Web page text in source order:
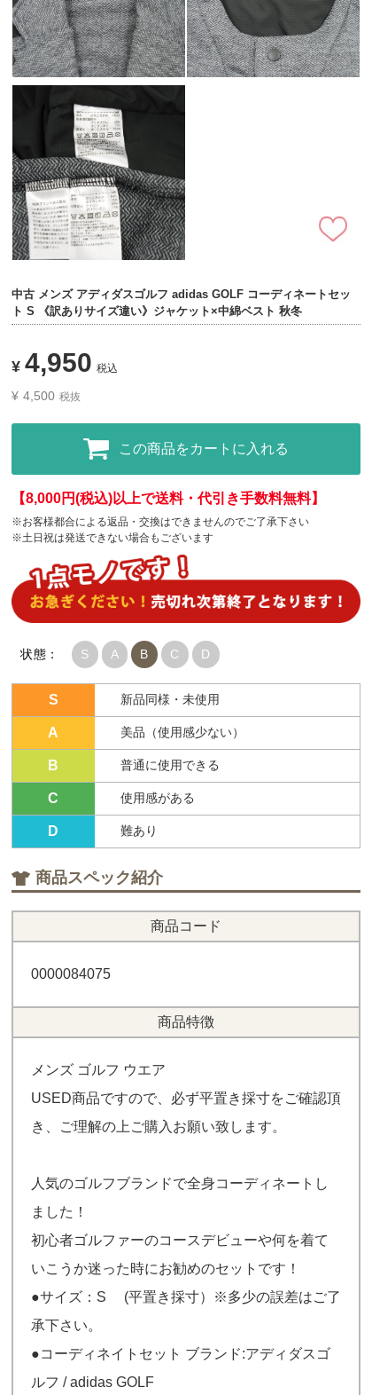
中古 メンズ アディダスゴルフ adidas GOLF コーディネートセッ
ト S 《訳ありサイズ違い》ジャケット×中綿ベスト 秋冬
¥ 4,950 税込
¥ 4,500 税抜
この商品をカートに入れる
【8,000円(税込)以上で送料・代引き手数料無料】
※お客様都合による返品・交換はできませんのでご了承下さい
※土日祝は発送できない場合もございます
状態： S A B C D
S 新品同様・未使用
A 美品（使用感少ない）
B 普通に使用できる
C 使用感がある
D 難あり
商品スペック紹介
商品コード
0000084075
商品特徴
メンズ ゴルフ ウエア
USED商品ですので、必ず平置き採寸をご確認頂
き、ご理解の上ご購入お願い致します。
人気のゴルフブランドで全身コーディネートし
ました！
初心者ゴルファーのコースデビューや何を着て
いこうか迷った時にお勧めのセットです！
●サイズ：S (平置き採寸）※多少の誤差はご了
承下さい。
●コーディネイトセット ブランド:アディダスゴ
ルフ / adidas GOLF